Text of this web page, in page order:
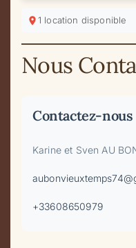
1 location disponible
Nous
Contactez-nous
Karine et Sven AU
+33608650979